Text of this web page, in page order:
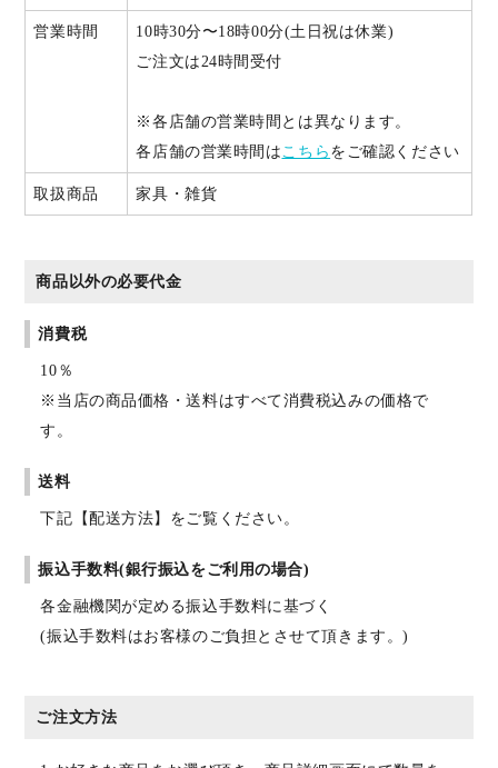
営業時間
10時30分〜18時00分(土日祝は休業)
ご注文は24時間受付
※各店舗の営業時間とは異なります。
各店舗の営業時間はこちら をご確認ください
取扱商品 家具・雑貨
商品以外の必要代金
消費税
10％
※当店の商品価格・送料はすべて消費税込みの価格で
す。
送料
下記【配送方法】をご覧ください。
振込手数料(銀行振込をご利用の場合)
各金融機関が定める振込手数料に基づく
(振込手数料はお客様のご負担とさせて頂きます。)
ご注文方法